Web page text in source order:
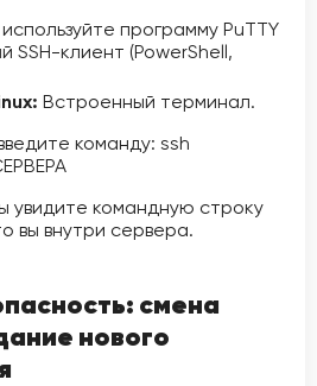
используйте программу PuTTY
SSH-клиент (PowerShell,
Встроенный терминал.
команду: ssh
увидите командную строку
вы внутри сервера.
смена
нового